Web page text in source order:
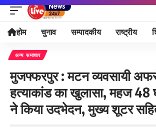
होम चुनाव सम्पादकीय राष्ट्रीय
अन्य समाचार
मुजफ्फरपुर : मटन व्यवसायी
हत्याकांड का खुलासा, महज 48
ने किया उदभेदन, मुख्य शूटर